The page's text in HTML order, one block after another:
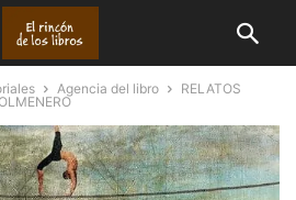
Agencia del libro
RELATOS